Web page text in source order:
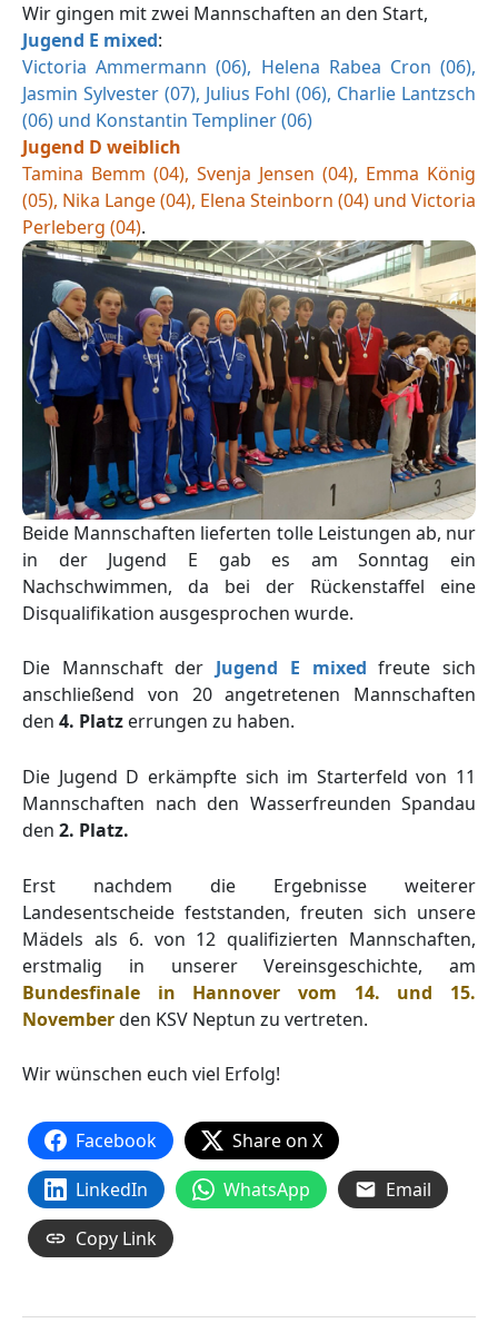
Wir gingen mit zwei Mannschaften an den Start,
Jugend E mixed:
Victoria Ammermann (06), Helena Rabea Cron (06),
Jasmin Sylvester (07), Julius Fohl (06), Charlie Lantzsch
(06) und Konstantin Templiner (06)
Jugend D weiblich
Tamina Bemm (04), Svenja Jensen (04), Emma König
(05), Nika Lange (04), Elena Steinborn (04) und Victoria
Perleberg (04).
Beide Mannschaften lieferten tolle Leistungen ab, nur
in der Jugend E gab es am Sonntag ein
Nachschwimmen, da bei der Rückenstaffel eine
Disqualifikation ausgesprochen wurde.
Die Mannschaft derJugend E mixed freute sich
anschließend von 20 angetretenen Mannschaften
den 4. Platz errungen zu haben.
Die Jugend D erkämpfte sich im Starterfeld von 11
Mannschaften nach den Wasserfreunden Spandau
den 2. Platz.
Erst nachdem die Ergebnisse weiterer
Landesentscheide feststanden, freuten sich unsere
Mädels als 6. von 12 qualifizierten Mannschaften,
erstmalig in unserer Vereinsgeschichte, am
Bundesfinale in Hannover vom 14. und 15.
Novemberden KSV Neptun zu vertreten.
Wir wünschen euch viel Erfolg!
Facebook
Share on X
LinkedIn
WhatsApp
Email
Copy Link